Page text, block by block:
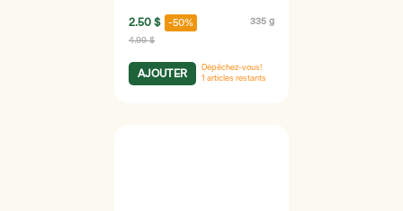
2.50 $ -50% 335 g
4.99 $
AJOUTER
Dépêchez-vous!
1 articles restants